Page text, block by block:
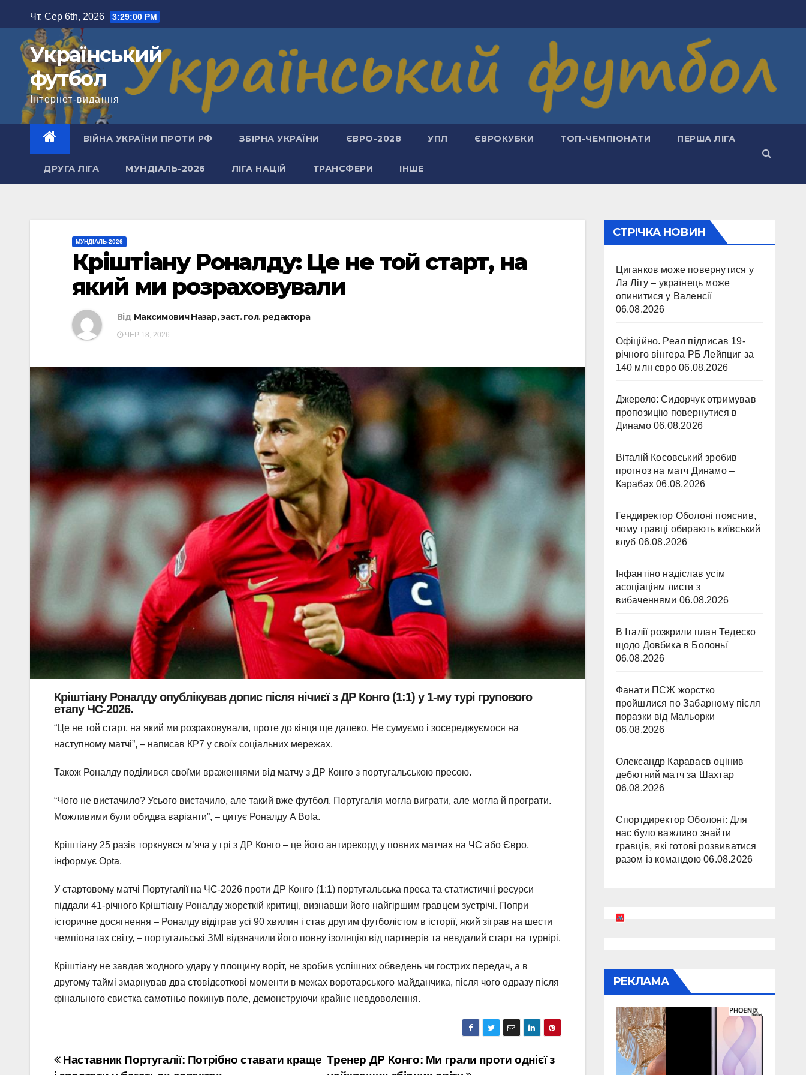
до
вмісту
Чт. Сер 6th, 2026 3:29:01 PM
Український
футбол
Інтернет-видання
ВІЙНА УКРАЇНИ ПРОТИ РФ ЗБІРНА УКРАЇНИ ЄВРО-2028 УПЛ ЄВРОКУБКИ ТОП-ЧЕМПІОНАТИ ПЕРША ЛІГА
ДРУГА ЛІГА МУНДІАЛЬ-2026 ЛІГА НАЦІЙ ТРАНСФЕРИ ІНШЕ
МУНДІАЛЬ-2026
Кріштіану Роналду: Це не той старт, на
який ми розраховували
Від Максимович Назар, заст. гол. редактора
ЧЕР 18, 2026
Кріштіану Роналду опублікував допис після нічиєї з ДР Конго (1:1) у 1-му турі групового
етапу ЧС-2026.
“Це не той старт, на який ми розраховували, проте до кінця ще далеко. Не сумуємо і зосереджуємося на
наступному матчі”, – написав КР7 у своїх соціальних мережах.
Також Роналду поділився своїми враженнями від матчу з ДР Конго з португальською пресою.
“Чого не вистачило? Усього вистачило, але такий вже футбол. Португалія могла виграти, але могла й програти.
Можливими були обидва варіанти”, – цитує Роналду A Bola.
Кріштіану 25 разів торкнувся м’яча у грі з ДР Конго – це його антирекорд у повних матчах на ЧС або Євро,
інформує Opta.
У стартовому матчі Португалії на ЧС-2026 проти ДР Конго (1:1) португальська преса та статистичні ресурси
піддали 41-річного Кріштіану Роналду жорсткій критиці, визнавши його найгіршим гравцем зустрічі. Попри
історичне досягнення – Роналду відіграв усі 90 хвилин і став другим футболістом в історії, який зіграв на шести
чемпіонатах світу, – португальські ЗМІ відзначили його повну ізоляцію від партнерів та невдалий старт на турнірі.
Кріштіану не завдав жодного удару у площину воріт, не зробив успішних обведень чи гострих передач, а в
другому таймі змарнував два стовідсоткові моменти в межах воротарського майданчика, після чого одразу після
фінального свистка самотньо покинув поле, демонструючи крайнє невдоволення.
Навігація
Тренер ДР Конго: Ми грали проти однієї з
Наставник Португалії: Потрібно ставати краще
СТРІЧКА НОВИН
Циганков може повернутися у
Ла Лігу – українець може
опинитися у Валенсії
06.08.2026
Офіційно. Реал підписав 19-
річного вінгера РБ Лейпциг за
140 млн євро 06.08.2026
Джерело: Сидорчук отримував
пропозицію повернутися в
Динамо 06.08.2026
Віталій Косовський зробив
прогноз на матч Динамо –
Карабах 06.08.2026
Гендиректор Оболоні пояснив,
чому гравці обирають київський
клуб 06.08.2026
Інфантіно надіслав усім
асоціаціям листи з
вибаченнями 06.08.2026
В Італії розкрили план Тедеско
щодо Довбика в Болоньї
06.08.2026
Фанати ПСЖ жорстко
пройшлися по Забарному після
поразки від Мальорки
06.08.2026
Олександр Караваєв оцінив
дебютний матч за Шахтар
06.08.2026
Спортдиректор Оболоні: Для
нас було важливо знайти
гравців, які готові розвиватися
разом із командою 06.08.2026
РЕКЛАМА